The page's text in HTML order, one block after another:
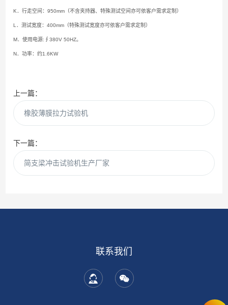
K．行走空间：950mm（不含夹持器、特殊测试空间亦可依客户需求定制）
L．测试宽度：400mm（特殊测试宽度亦可依客户需求定制）
M．使用电源:∮380V 50HZ。
N．功率：约1.6KW
上一篇：
橡胶薄膜拉力试验机
下一篇：
简支梁冲击试验机生产厂家
联系我们